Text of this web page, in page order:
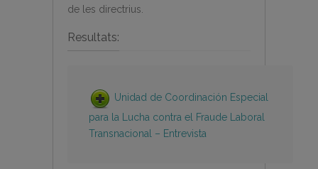
de les directrius.
Resultats:
Unidad de Coordinación Especial
para la Lucha contra el Fraude Laboral
Transnacional – Entrevista